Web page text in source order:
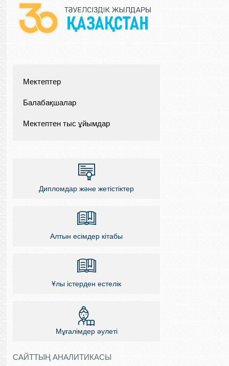
Мектептер
Балабақшалар
Мектептен тыс ұйымдар
Дипломдар және жетістіктер
Алтын есімдер кітабы
Ұлы істерден естелік
Мұғалімдер әулеті
САЙТТЫҢ АНАЛИТИКАСЫ